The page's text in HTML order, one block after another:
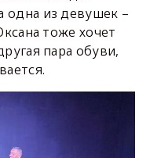
одна из девушек –
тоже хочет
пара обуви,